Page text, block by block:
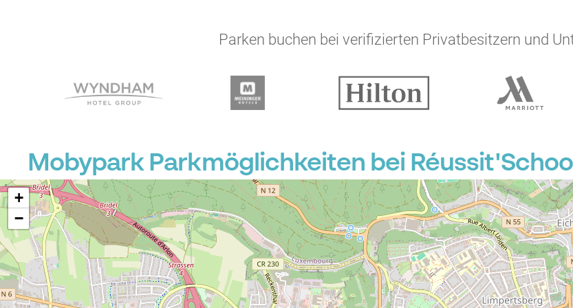
Parken buchen bei verifizierten Privatbesitzern und
Mobypark Parkmöglichkeiten bei
+
−